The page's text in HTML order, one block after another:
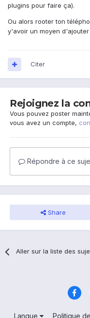
plugins pour faire ça).
Ou alors rooter ton
y'avoir un moyen
Citer
Rejoignez la
Vous pouvez poster
vous avez un compte,
Répondre à ce
Share
Aller sur la liste des
Langue Politique